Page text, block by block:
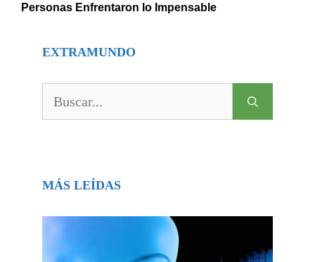
Personas Enfrentaron lo Impensable
EXTRAMUNDO
MÁS LEÍDAS